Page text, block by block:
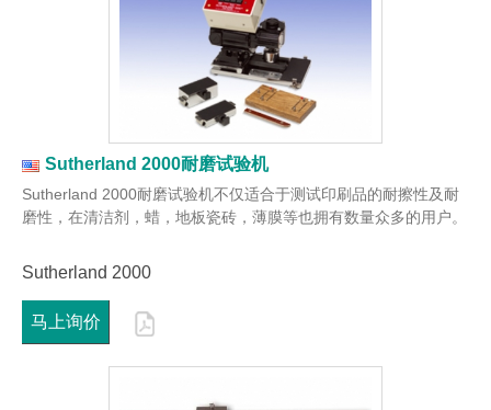
Sutherland 2000耐磨试验机
Sutherland 2000耐磨试验机不仅适合于测试印刷品的耐擦性及耐
磨性，在清洁剂，蜡，地板瓷砖，薄膜等也拥有数量众多的用户。
Sutherland 2000
马上询价